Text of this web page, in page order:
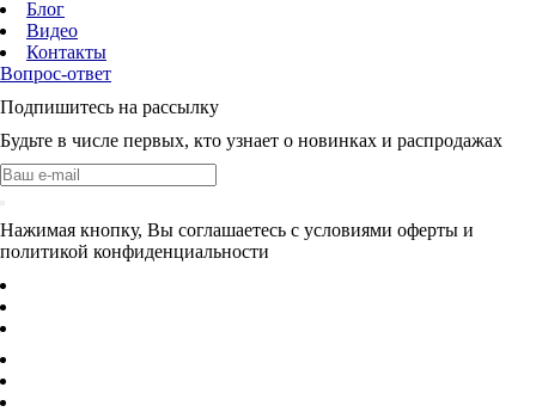
Блог
Видео
Контакты
Вопрос-ответ
Подпишитесь на рассылку
Будьте в числе первых, кто узнает о новинках и распродажах
Нажимая кнопку, Вы соглашаетесь с условиями оферты и
политикой конфиденциальности